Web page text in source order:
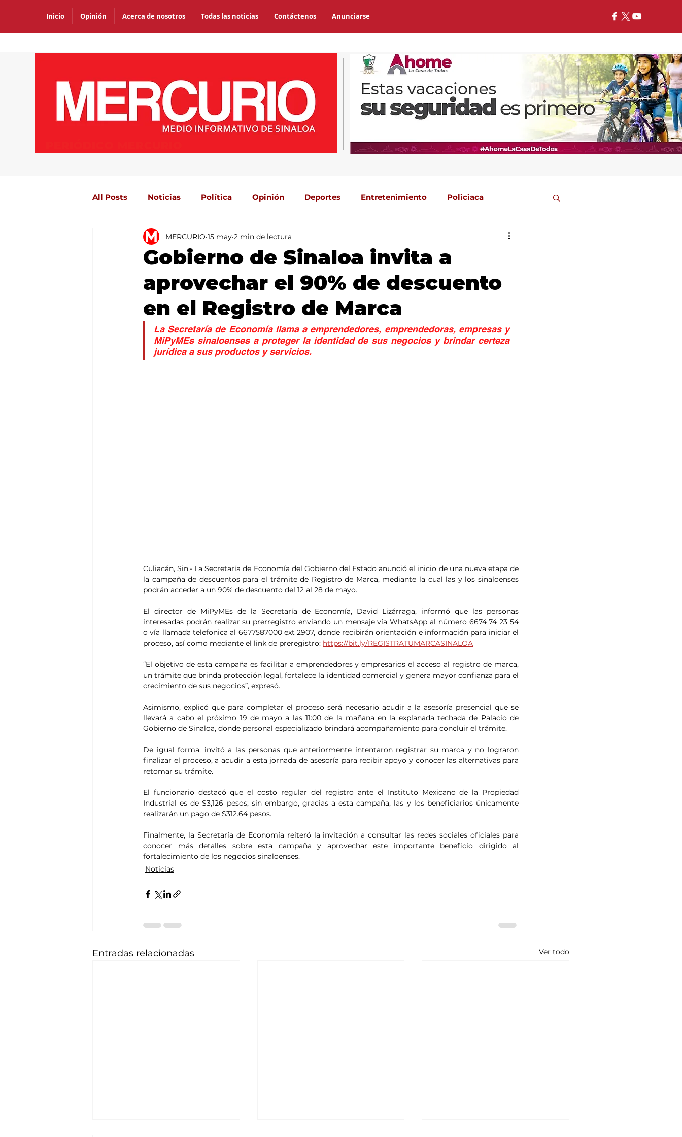
Inicio Opinión Acerca de nosotros Todas las noticias Contáctenos Anunciarse
All Posts Noticias Política Opinión Deportes Entretenimiento Policiaca
Agricultura México Mundo Portada 2
Gobierno de Sinaloa invita a
aprovechar el 90% de descuento
en el Registro de Marca
MERCURIO 15 may 2 min de lectura
La Secretaría de Economía llama a emprendedores, emprendedoras, empresas y
MiPyMEs sinaloenses a proteger la identidad de sus negocios y brindar certeza
jurídica a sus productos y servicios.
Culiacán, Sin.- La Secretaría de Economía del Gobierno del Estado anunció el inicio de una nueva etapa de
la campaña de descuentos para el trámite de Registro de Marca, mediante la cual las y los sinaloenses
podrán acceder a un 90% de descuento del 12 al 28 de mayo.
El director de MiPyMEs de la Secretaría de Economía, David Lizárraga, informó que las personas
interesadas podrán realizar su prerregistro enviando un mensaje vía WhatsApp al número 6674 74 23 54
o vía llamada telefonica al 6677587000 ext 2907, donde recibirán orientación e información para iniciar el
proceso, así como mediante el link de preregistro: https://bit.ly/REGISTRATUMARCASINALOA
“El objetivo de esta campaña es facilitar a emprendedores y empresarios el acceso al registro de marca,
un trámite que brinda protección legal, fortalece la identidad comercial y genera mayor confianza para el
crecimiento de sus negocios”, expresó.
Asimismo, explicó que para completar el proceso será necesario acudir a la asesoría presencial que se
llevará a cabo el próximo 19 de mayo a las 11:00 de la mañana en la explanada techada de Palacio de
Gobierno de Sinaloa, donde personal especializado brindará acompañamiento para concluir el trámite.
De igual forma, invitó a las personas que anteriormente intentaron registrar su marca y no lograron
finalizar el proceso, a acudir a esta jornada de asesoría para recibir apoyo y conocer las alternativas para
retomar su trámite.
El funcionario destacó que el costo regular del registro ante el Instituto Mexicano de la Propiedad
Industrial es de $3,126 pesos; sin embargo, gracias a esta campaña, las y los beneficiarios únicamente
realizarán un pago de $312.64 pesos.
Finalmente, la Secretaría de Economía reiteró la invitación a consultar las redes sociales oficiales para
conocer más detalles sobre esta campaña y aprovechar este importante beneficio dirigido al
fortalecimiento de los negocios sinaloenses.
Noticias
Entradas relacionadas Ver todo